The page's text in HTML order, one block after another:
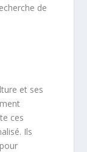
de
et ses
ces
Ils